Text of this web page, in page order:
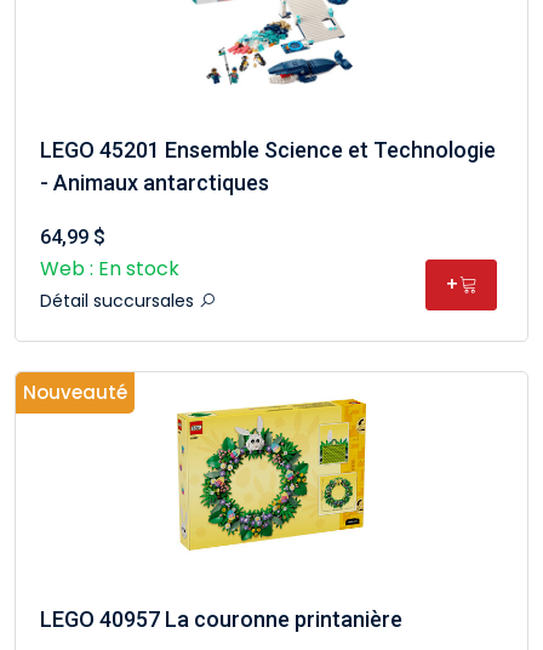
LEGO 45201 Ensemble Science et Technologie
- Animaux antarctiques
64,99 $
Web : En stock
Détail succursales
+
Nouveauté
LEGO 40957 La couronne printanière